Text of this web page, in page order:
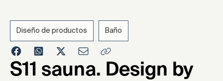
2024
Diseño de productos Baño
S11 sauna. Design by